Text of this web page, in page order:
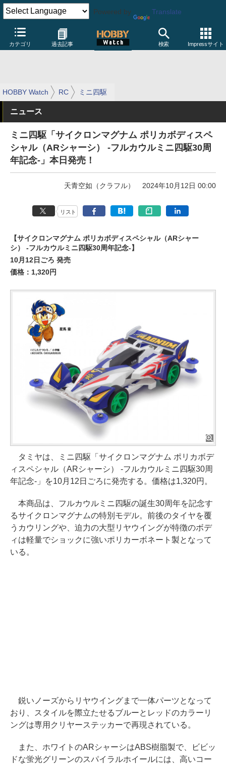
Powered by Translate
カテゴリ 過去記事 検索 Impressサイト
HOBBY Watch RC ミニ四駆
ニュース
ミニ四駆「サイクロンマグナム ポリカボディスペ
シャル（ARシャーシ） -フルカウルミニ四駆30周
年記念-」本日発売！
天青空如（クラフル） 2024年10月12日 00:00
リスト
【サイクロンマグナム ポリカボディスペシャル（ARシャー
シ） -フルカウルミニ四駆30周年記念-】
10月12日ごろ 発売
価格：1,320円
タミヤは、ミニ四駆「サイクロンマグナム ポリカボデ
ィスペシャル（ARシャーシ） -フルカウルミニ四駆30周
年記念-」を10月12日ごろに発売する。価格は1,320円。
本商品は、フルカウルミニ四駆の誕生30周年を記念す
るサイクロンマグナムの特別モデル。前後のタイヤを覆
うカウリングや、迫力の大型リヤウイングが特徴のボデ
ィは軽量でショックに強いポリカーボネート製となって
いる。
鋭いノーズからリヤウイングまで一体パーツとなって
おり、スタイルを際立たせるブルーとレッドのカラーリ
ングは専用クリヤーステッカーで再現されている。
また、ホワイトのARシャーシはABS樹脂製で、ビビッ
ドな蛍光グリーンのスパイラルホイールには、高いコー